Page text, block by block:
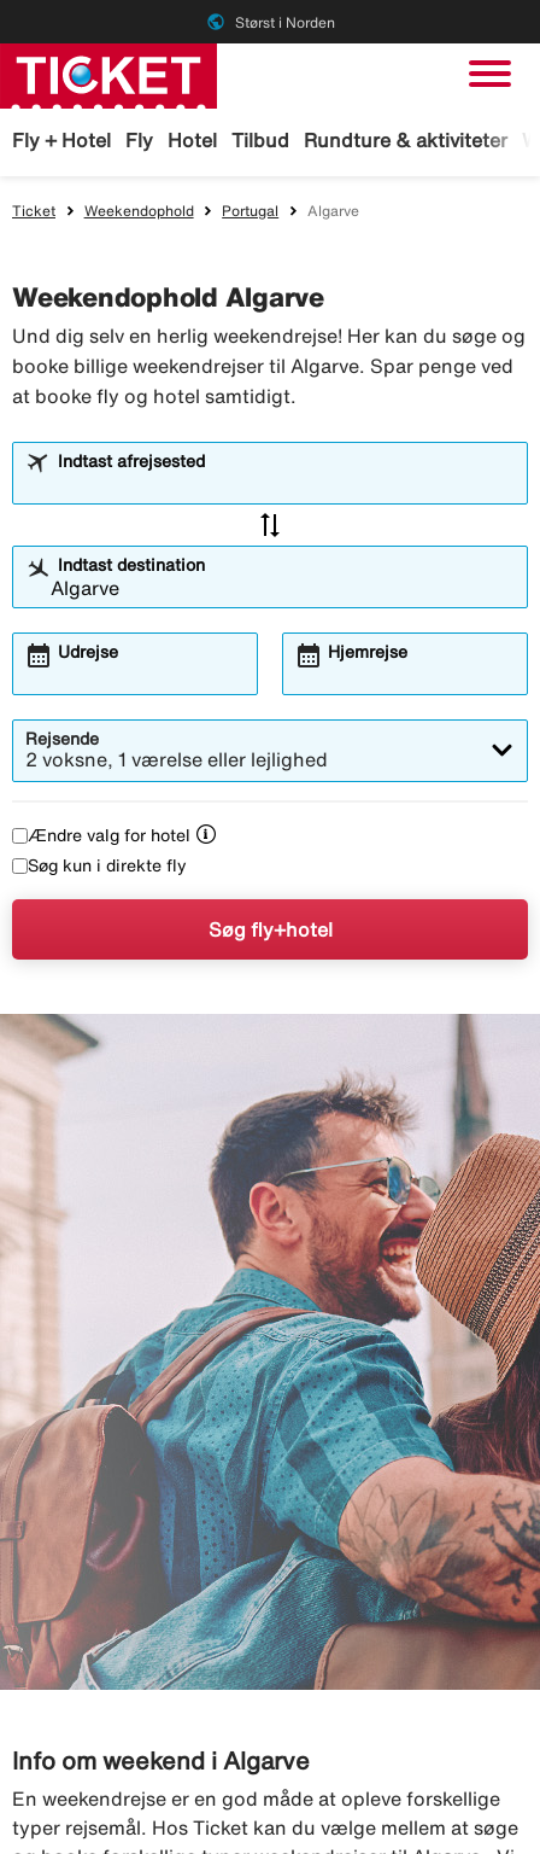
public Størst i Norden
Fly + Hotel Fly Hotel Tilbud Rundture & aktiviteter
Ticket Weekendophold Portugal Algarve
Weekendophold Algarve
Und dig selv en herlig weekendrejse! Her kan du søge og
booke billige weekendrejser til Algarve. Spar penge ved
at booke fly og hotel samtidigt.
Indtast afrejsested
sync_alt
Indtast destination
Udrejse
calendar_month Hjemrejse
calendar_month
Rejsende
2 voksne, 1 værelse eller lejlighed
Ændre valg for hotel
Søg kun i direkte fly
Søg fly+hotel
Info om weekend i Algarve
En weekendrejse er en god måde at opleve forskellige
typer rejsemål. Hos Ticket kan du vælge mellem at søge